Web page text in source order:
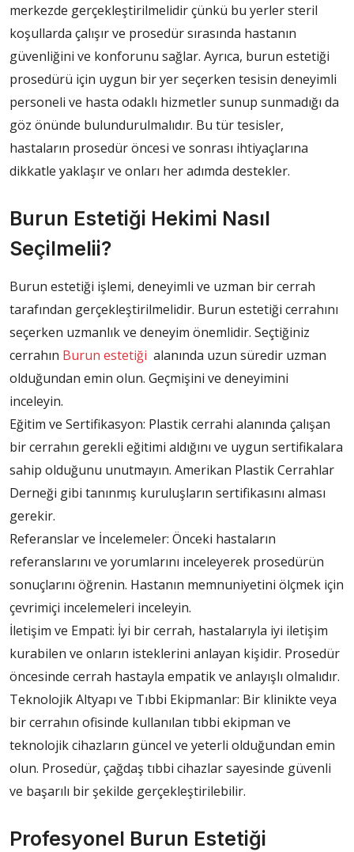
merkezde gerçekleştirilmelidir çünkü bu yerler steril
koşullarda çalışır ve prosedür sırasında hastanın
güvenliğini ve konforunu sağlar. Ayrıca, burun estetiği
prosedürü için uygun bir yer seçerken tesisin deneyimli
personeli ve hasta odaklı hizmetler sunup sunmadığı da
göz önünde bulundurulmalıdır. Bu tür tesisler,
hastaların prosedür öncesi ve sonrası ihtiyaçlarına
dikkatle yaklaşır ve onları her adımda destekler.
Burun Estetiği Hekimi Nasıl
Seçilmelii?
Burun estetiği işlemi, deneyimli ve uzman bir cerrah
tarafından gerçekleştirilmelidir. Burun estetiği cerrahını
seçerken uzmanlık ve deneyim önemlidir. Seçtiğiniz
cerrahın Burun estetiği alanında uzun süredir uzman
olduğundan emin olun. Geçmişini ve deneyimini
inceleyin.
Eğitim ve Sertifikasyon: Plastik cerrahi alanında çalışan
bir cerrahın gerekli eğitimi aldığını ve uygun sertifikalara
sahip olduğunu unutmayın. Amerikan Plastik Cerrahlar
Derneği gibi tanınmış kuruluşların sertifikasını alması
gerekir.
Referanslar ve İncelemeler: Önceki hastaların
referanslarını ve yorumlarını inceleyerek prosedürün
sonuçlarını öğrenin. Hastanın memnuniyetini ölçmek için
çevrimiçi incelemeleri inceleyin.
İletişim ve Empati: İyi bir cerrah, hastalarıyla iyi iletişim
kurabilen ve onların isteklerini anlayan kişidir. Prosedür
öncesinde cerrah hastayla empatik ve anlayışlı olmalıdır.
Teknolojik Altyapı ve Tıbbi Ekipmanlar: Bir klinikte veya
bir cerrahın ofisinde kullanılan tıbbi ekipman ve
teknolojik cihazların güncel ve yeterli olduğundan emin
olun. Prosedür, çağdaş tıbbi cihazlar sayesinde güvenli
ve başarılı bir şekilde gerçekleştirilebilir.
Profesyonel Burun Estetiği